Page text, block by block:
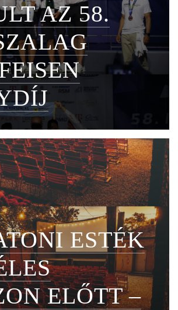
AZ 58.
ESTÉK
ELŐTT –